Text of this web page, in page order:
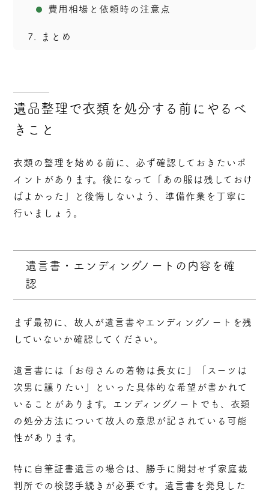
費用相場と依頼時の注意点
7 まとめ
遺品整理で衣類を処分する前にやるべ
きこと
衣類の整理を始める前に、必ず確認しておきたいポ
イントがあります。後になって「あの服は残しておけ
ばよかった」と後悔しないよう、準備作業を丁寧に
行いましょう。
遺言書・エンディングノートの内容を確
認
まず最初に、故人が遺言書やエンディングノートを残
していないか確認 してください。
遺言書には「お母さんの着物は長女に」「スーツは
次男に譲りたい」といった具体的な希望が書かれて
いることがあります。エンディングノートでも、衣類
の処分方法について故人の意思が記されている可能
性があります。
特に自筆証書遺言の場合は、勝手に開封せず家庭裁
判所での検認手続きが必要です。遺言書を発見した